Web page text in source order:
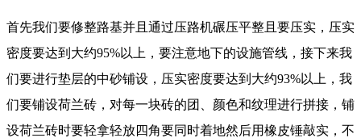
首先我们要修整路基并且通过压路机碾压平整且要压实，压实
密度要达到大约95%以上，要注意地下的设施管线，接下来我
们要进行垫层的中砂铺设，压实密度要达到大约93%以上，我
们要铺设荷兰砖，对每一块砖的团、颜色和纹理进行拼接，铺
设荷兰砖时要轻拿轻放四角要同时着地然后用橡皮锤敲实，不